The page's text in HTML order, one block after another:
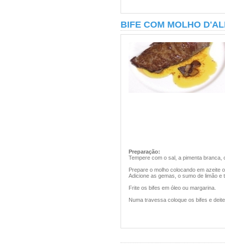
BIFE COM MOLHO
Preparação:
Tempere com o sal, a pimenta branca,
Prepare o molho colocando em azeite
Adicione as gemas, o sumo de limão e
Frite os bifes em óleo ou margarina.
Numa travessa coloque os bifes e